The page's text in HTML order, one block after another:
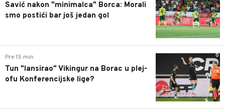
Savić nakon "minimalca" Borca: Morali
smo postići bar još jedan gol
0
Pre 15 min
Tun "lansirao" Vikingur na Borac u plej-
ofu Konferencijske lige?